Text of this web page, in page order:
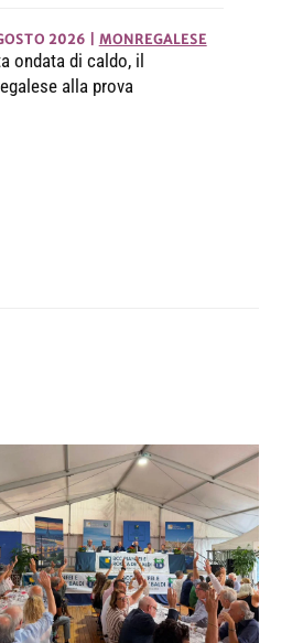
2026 MONREGALESE
ondata di caldo, il
alla prova